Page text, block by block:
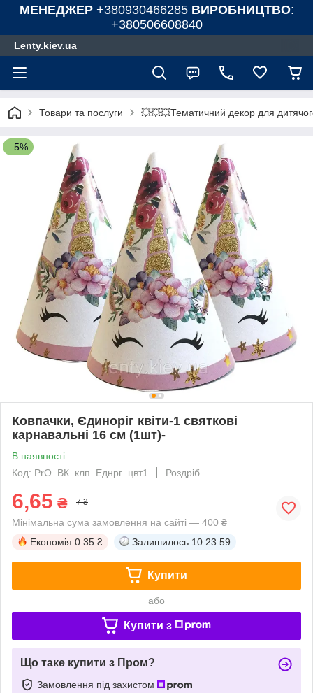
МЕНЕДЖЕР +380930466285 ВИРОБНИЦТВО:
+380506608840
Lenty.kiev.ua
Товари та послуги 💥💥💥Тематичний декор для
–5%
Ковпачки, Єдиноріг квіти-1 святкові
карнавальні 16 см (1шт)-
В наявності
Код: PrO_ВК_клп_Еднрг_цвт1
Роздріб
6,65 ₴ 7 ₴
Мінімальна сума замовлення на сайті — 400 ₴
Економія 0.35 ₴ Залишилось 10:23:58
Купити
або
Купити з
Що таке купити з Пром?
Замовлення під захистом